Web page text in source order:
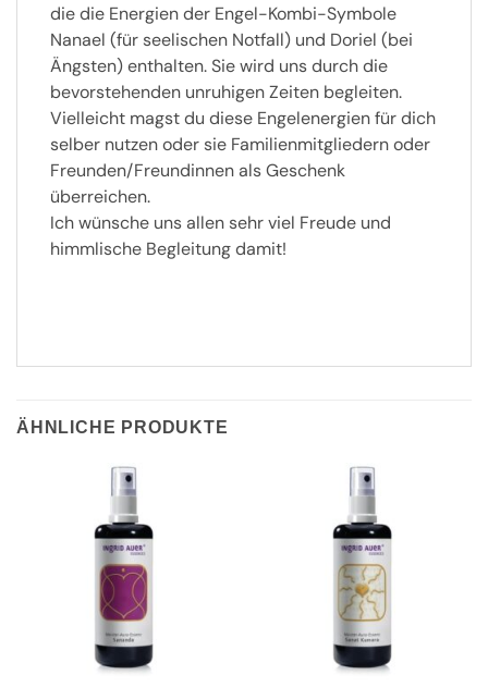
die die Energien der Engel-Kombi-Symbole
Nanael (für seelischen Notfall) und Doriel (bei
Ängsten) enthalten. Sie wird uns durch die
bevorstehenden unruhigen Zeiten begleiten.
Vielleicht magst du diese Engelenergien für dich
selber nutzen oder sie Familienmitgliedern oder
Freunden/Freundinnen als Geschenk
überreichen.
Ich wünsche uns allen sehr viel Freude und
himmlische Begleitung damit!
ÄHNLICHE PRODUKTE